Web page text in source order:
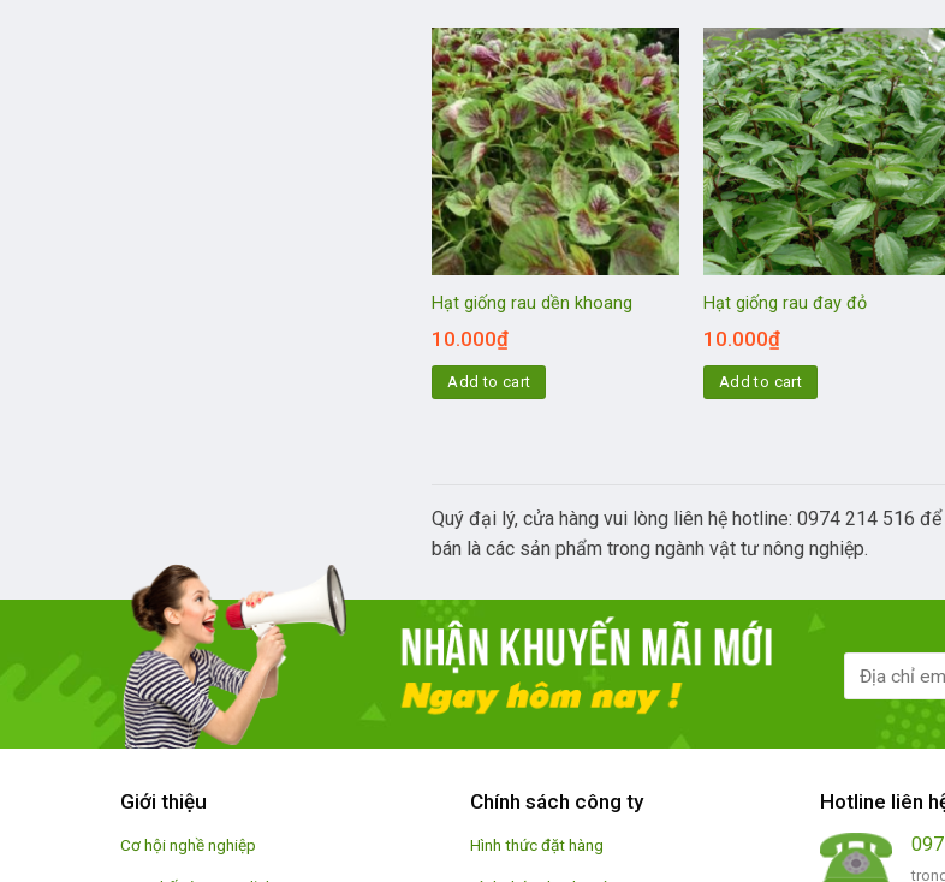
Hạt giống rau dền khoang
10.000₫
Add to cart
Hạt giống rau đay đỏ
10.000₫
Add to cart
Quý đại lý, cửa hàng vui lòng liên hệ hotline: 0974 214 516
bán là các sản phẩm trong ngành vật tư nông nghiệp.
Giới thiệu
Cơ hội nghề nghiệp
Chính sách công ty
Hình thức đặt hàng
Hotline liên